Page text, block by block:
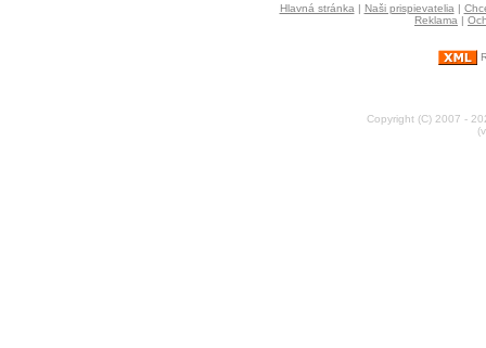
Hlavná stránka| Naši prispievatelia|
Reklama |
Copyright (C) 2007 -